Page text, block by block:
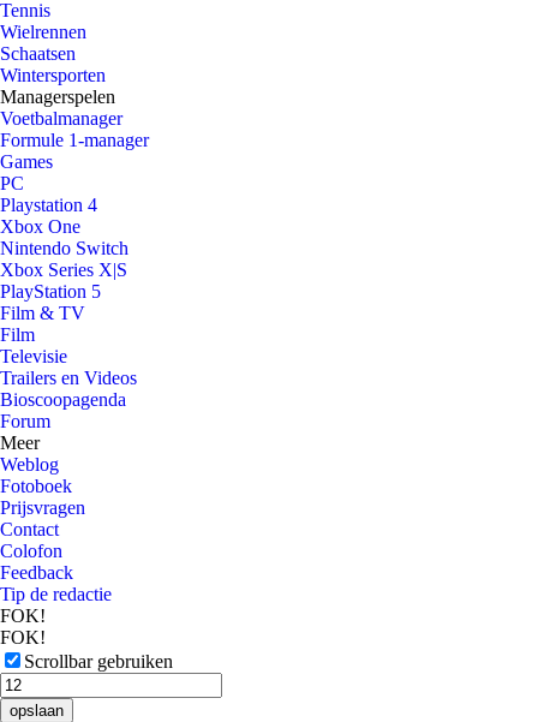
Tennis
Wielrennen
Schaatsen
Wintersporten
Managerspelen
Voetbalmanager
Formule 1-manager
Games
PC
Playstation 4
Xbox One
Nintendo Switch
Xbox Series X|S
PlayStation 5
Film & TV
Film
Televisie
Trailers en Videos
Bioscoopagenda
Forum
Meer
Weblog
Fotoboek
Prijsvragen
Contact
Colofon
Feedback
Tip de redactie
FOK!
FOK!
Scrollbar gebruiken
opslaan